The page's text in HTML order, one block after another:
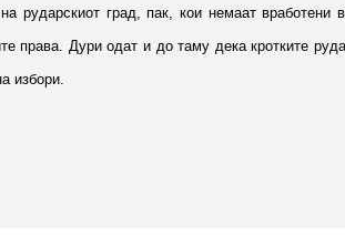
град, пак, кои немаат вработени
права. Дури одат и до таму дека кротките
избори.